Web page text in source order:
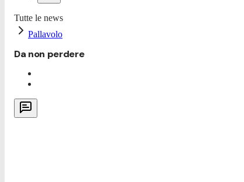
Tutte le news
Pallavolo
Da non perdere